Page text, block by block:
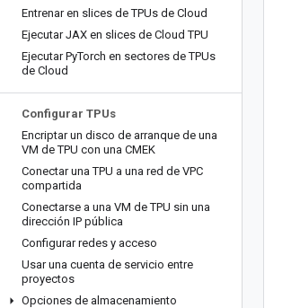
Entrenar en slices de TPUs de Cloud
Ejecutar JAX en slices de Cloud TPU
Ejecutar PyTorch en sectores de TPUs
de Cloud
Configurar TPUs
Encriptar un disco de arranque de una
VM de TPU con una CMEK
Conectar una TPU a una red de VPC
compartida
Conectarse a una VM de TPU sin una
dirección IP pública
Configurar redes y acceso
Usar una cuenta de servicio entre
proyectos
Opciones de almacenamiento